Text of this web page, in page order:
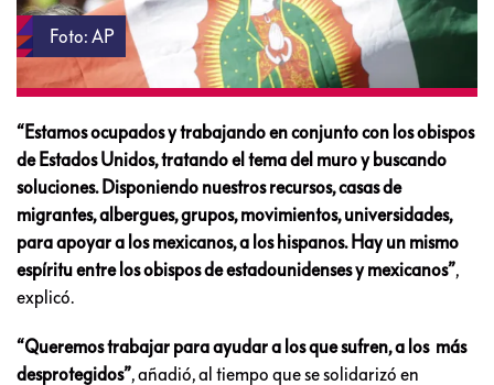
Foto: AP
“Estamos ocupados y trabajando en conjunto con los obispos
de Estados Unidos, tratando el tema del muro y buscando
soluciones. Disponiendo nuestros recursos, casas de
migrantes, albergues, grupos, movimientos, universidades,
para apoyar a los mexicanos, a los hispanos. Hay un mismo
espíritu entre los obispos de estadounidenses y mexicanos”,
explicó.
“Queremos trabajar para ayudar a los que sufren, a los más
desprotegidos”, añadió, al tiempo que se solidarizó en